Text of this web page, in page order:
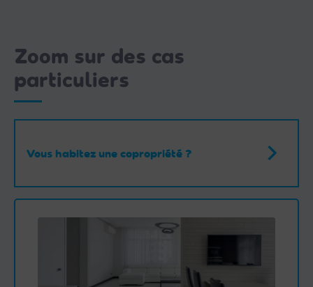
Zoom sur des cas
particuliers
Vous habitez une copropriété ?